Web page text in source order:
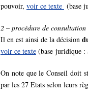
pouvoir, voir ce texte (base
2 – procédure de consultation
Il en est ainsi de la décision
voir ce texte (base juridique
On note que le Conseil doit
par les 27 Etats selon leurs